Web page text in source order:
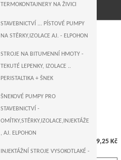
Air-Combi AC hadice ... duo hadice
2 329,25 Kč
T R I T E C H - US AIRLESS STŘÍKACÍ
STROJE 230 VOLT
MEMBRÁNOVÉ VYSOKOTLAKÉ
TERMOKONTAJNERY NA ŽIVICI
ZALÉVAČKY - VAŘIČE ASFALTU
STAVEBNICTVÍ ... PÍSTOVÉ PUMPY
NA STĚRKY,IZOLACE AJ. - ELPOHON
STROJE NA BITUMENNÍ HMOTY -
TEKUTÉ LEPENKY, IZOLACE ..
PERISTALTIKA + ŠNEK
ŠNEKOVÉ PUMPY PRO
STAVEBNICTVÍ -
OMÍTKY,STĚRKY,IZOLACE,INJEKTÁŽE
, AJ. ELPOHON
INJEKTÁŽNÍ STROJE VYSOKOTLAKÉ -